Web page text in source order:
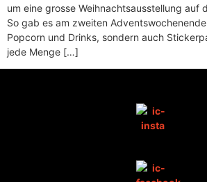
um eine grosse Weihnachtsausstellung auf
So gab es am zweiten
Popcorn und Drinks, sondern auch
jede Menge […]